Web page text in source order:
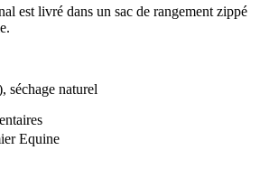
est livré dans un sac de rangement zippé
séchage naturel
Equine